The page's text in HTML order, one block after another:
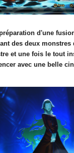
d'une
des deux
et une fois le tout
avec une belle